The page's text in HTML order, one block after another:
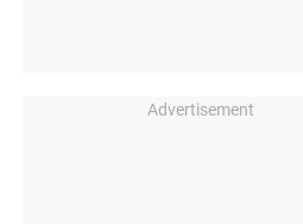
Advertisement